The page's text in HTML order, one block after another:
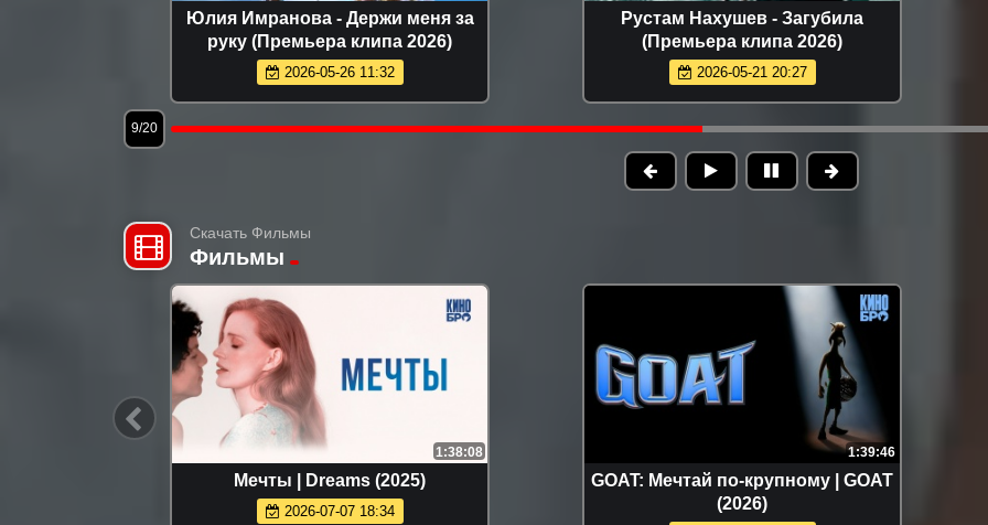
Юлия Имранова - Держи меня за
руку (Премьера клипа 2026)
2026-05-26 11:32
Рустам Нахушев - Загубила
(Премьера клипа 2026)
2026-05-21 20:27
9/20
Скачать Фильмы
Фильмы
1:38:08
Мечты | Dreams (2025)
2026-07-07 18:34
1:39:46
GOAT: Мечтай по-крупному | GOAT
(2026)